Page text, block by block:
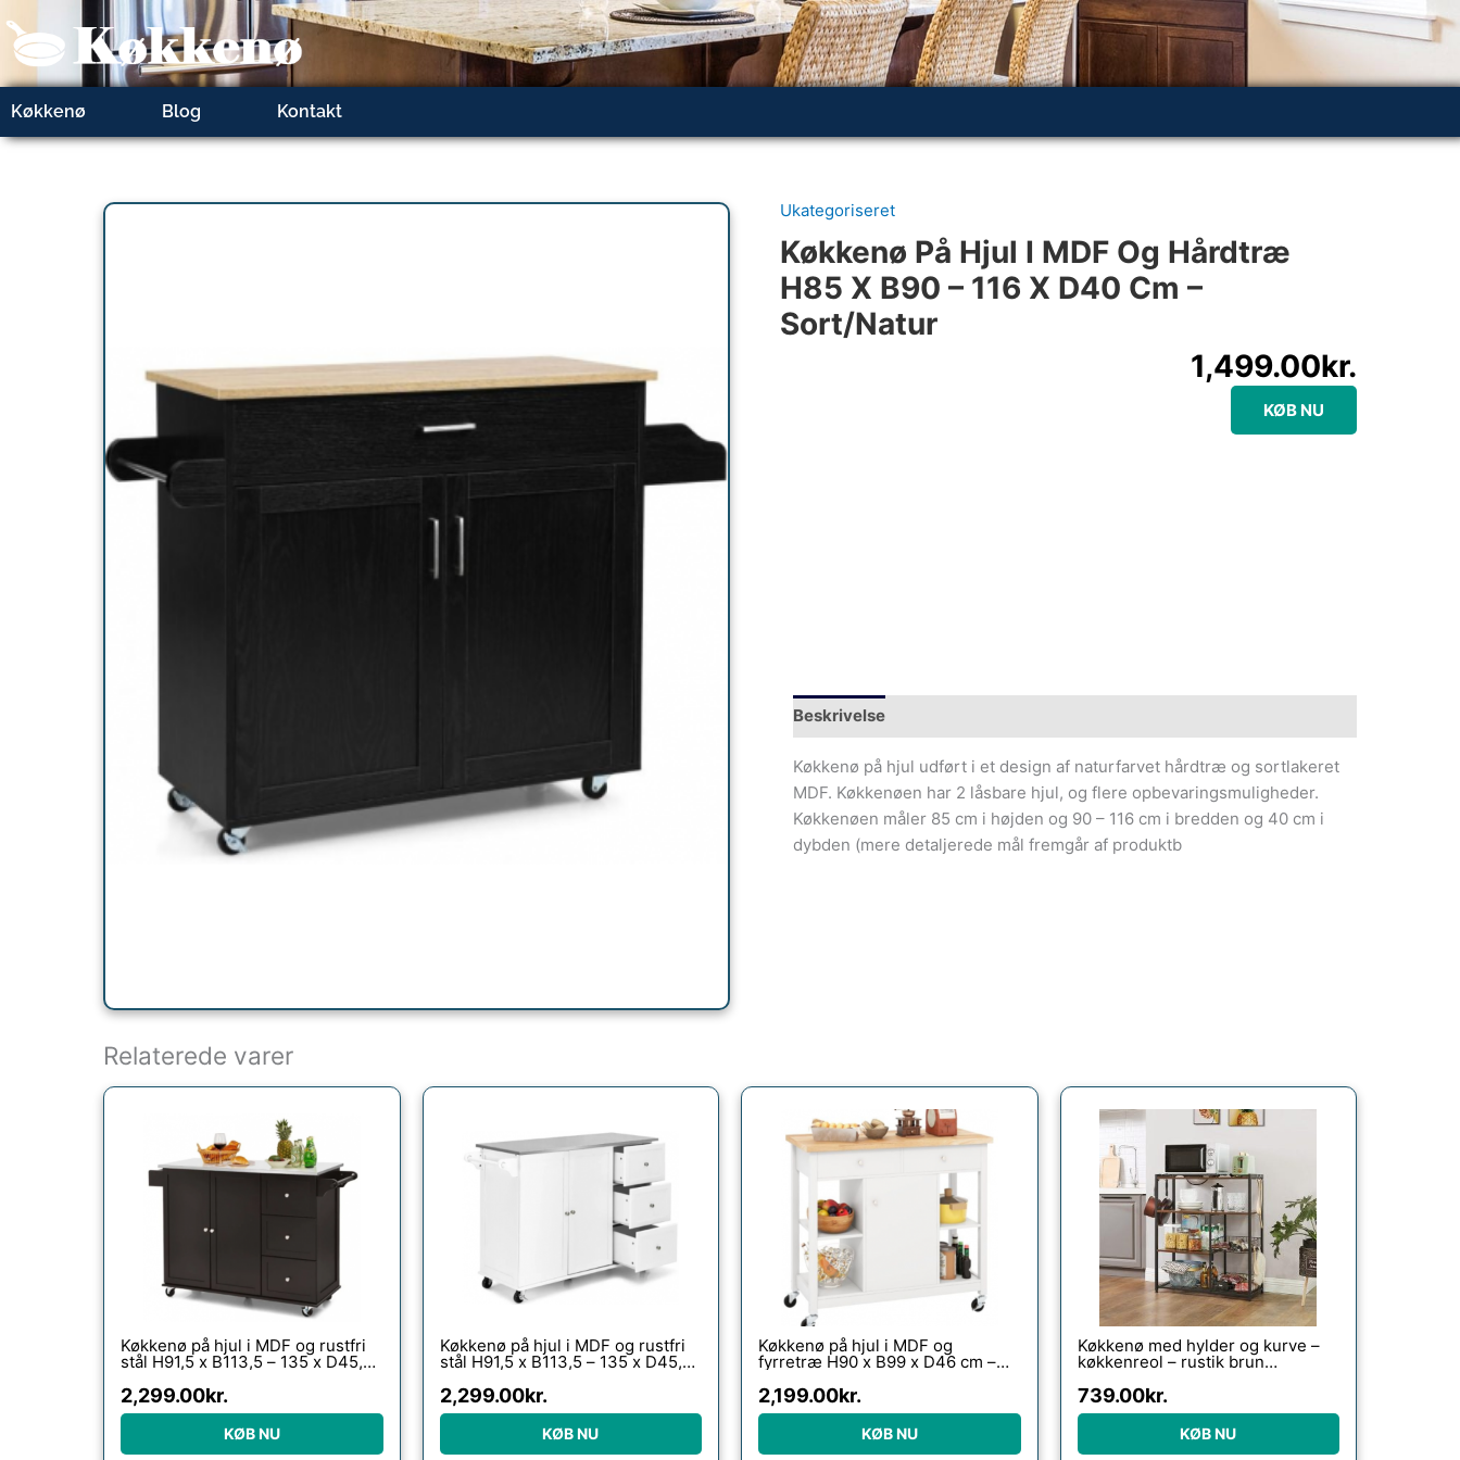
indholdet
Køkkenø Blog Kontakt
Ukategoriseret
Køkkenø På Hjul I MDF Og Hårdtræ
H85 X B90 – 116 X D40 Cm –
Sort/Natur
1,499.00kr.
KØB NU
Beskrivelse
Køkkenø på hjul udført i et design af naturfarvet hårdtræ og sortlakeret
MDF. Køkkenøen har 2 låsbare hjul, og flere opbevaringsmuligheder.
Køkkenøen måler 85 cm i højden og 90 – 116 cm i bredden og 40 cm i
dybden (mere detaljerede mål fremgår af produktb
Relaterede varer
Køkkenø på hjul i MDF og rustfri
stål H91,5 x B113,5 – 135 x D45,5
2,299.00kr.
KØB NU
Køkkenø på hjul i MDF og rustfri
stål H91,5 x B113,5 – 135 x D45,5
2,299.00kr.
KØB NU
Køkkenø på hjul i MDF og
fyrretræ H90 x B99 x D46 cm –
2,199.00kr.
KØB NU
Køkkenø med hylder og kurve –
køkkenreol – rustik brun
Daily-Living
739.00kr.
KØB NU